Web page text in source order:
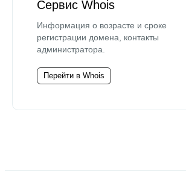
Сервис Whois
Информация о возрасте и сроке
регистрации домена, контакты
администратора.
Перейти в Whois